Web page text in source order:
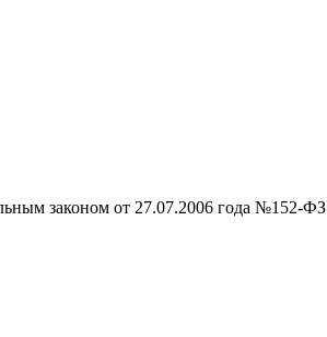
законом от 27.07.2006 года №152-